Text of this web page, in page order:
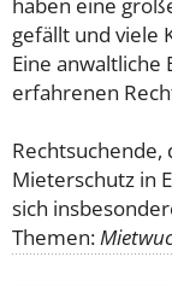
gefällt und viele
Eine
erfahrenen
Mieterschutz in
sich
Themen: